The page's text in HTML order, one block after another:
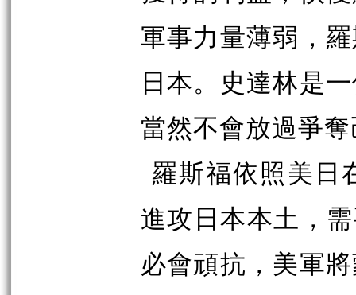
軍事力量薄弱，
日本。史達林是
當然不會放過爭
羅斯福依照美日
進攻日本本土，
必會頑抗，美軍